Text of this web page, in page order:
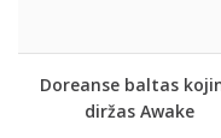
Doreanse baltas
diržas Awake